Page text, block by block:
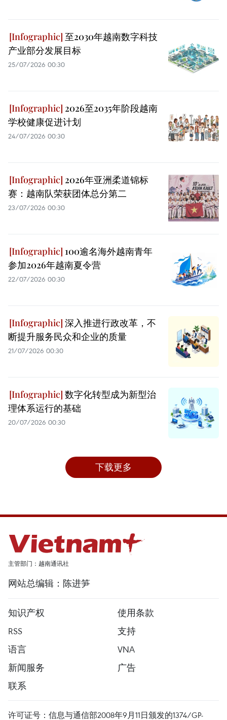
至2030年越南数字科技
产业部分发展目标
25/07/2026 00:30
2026至2035年阶段越南
学校健康促进计划
24/07/2026 00:30
2026年亚洲柔道锦标
赛：越南队荣获团体总分第二
23/07/2026 00:30
100逾名海外越南青年
参加2026年越南夏令营
22/07/2026 00:30
深入推进行政改革，不
断提升服务民众和企业的质量
21/07/2026 00:30
数字化转型成为新型治
理体系运行的基础
20/07/2026 00:30
下载更多
主管部门：越南通讯社
网站总编辑：陈进笋
知识产权
使用条款
RSS
支持
语言
VNA
新闻服务
广告
联系
许可证号：信息与通信部2008年9月11日颁发的1374/GP-